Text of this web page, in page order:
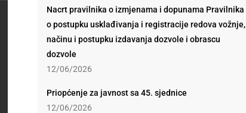
Nacrt pravilnika o izmjenama i dopunama Pravilnika
o postupku usklađivanja i registracije redova vožnje,
načinu i postupku izdavanja dozvole i obrascu
dozvole
12/06/2026
Priopćenje za javnost sa 45. sjednice
12/06/2026